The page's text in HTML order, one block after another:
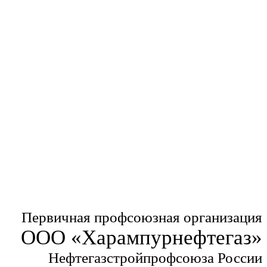
Первичная профсоюзная организация
ООО «Харампурнефтегаз»
Нефтегазстройпрофсоюза России